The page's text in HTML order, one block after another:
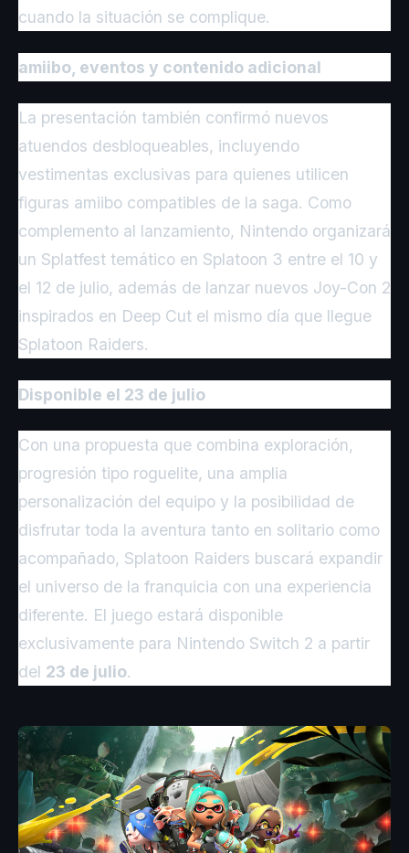
cuando la situación se complique.
amiibo, eventos y contenido adicional
La presentación también confirmó nuevos
atuendos desbloqueables, incluyendo
vestimentas exclusivas para quienes utilicen
figuras amiibo compatibles de la saga. Como
complemento al lanzamiento, Nintendo organizará
un Splatfest temático en Splatoon 3 entre el 10 y
el 12 de julio, además de lanzar nuevos Joy-Con 2
inspirados en Deep Cut el mismo día que llegue
Splatoon Raiders.
Disponible el 23 de julio
Con una propuesta que combina exploración,
progresión tipo roguelite, una amplia
personalización del equipo y la posibilidad de
disfrutar toda la aventura tanto en solitario como
acompañado, Splatoon Raiders buscará expandir
el universo de la franquicia con una experiencia
diferente. El juego estará disponible
exclusivamente para Nintendo Switch 2 a partir
del 23 de julio.